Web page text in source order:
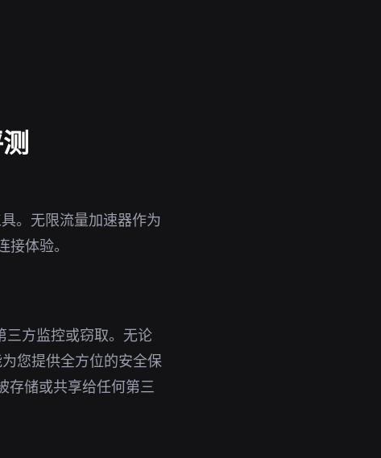
。无限流量加速器作为
体验。
三方监控或窃取。无论
您提供全方位的安全保
存储或共享给任何第三